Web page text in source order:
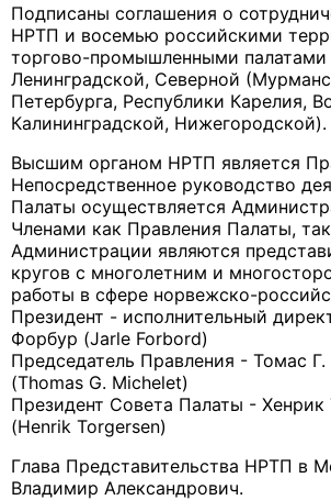
Подписаны соглашения о
НРТП и восемью российскими
торгово-промышленными
Ленинградской, Северной
Петербурга, Республики Карелия,
Калининградской, Нижегородской).
Высшим органом НРТП является
Непосредственное руководство
Палаты осуществляется
Членами как Правления Палаты,
Администрации являются
кругов с многолетним и
работы в сфере норвежско-
Президент - исполнительный
Форбур (Jarle Forbord)
Председатель Правления - Томас
(Thomas G. Michelet)
Президент Совета Палаты - Хенрик
(Henrik Torgersen)
Глава Представительства НРТП в
Владимир Александрович.